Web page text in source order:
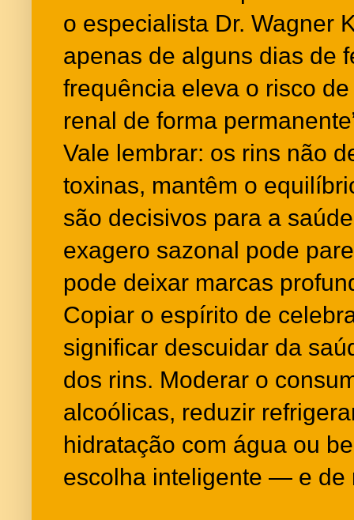
o especialista Dr. Wagner
apenas de alguns dias de
frequência eleva o risco
renal de forma
Vale lembrar: os rins não
toxinas, mantêm o
são decisivos para a
exagero sazonal pode
pode deixar marcas
Copiar o espírito de
significar descuidar da
dos rins. Moderar o
alcoólicas, reduzir
hidratação com água ou
escolha inteligente — e de